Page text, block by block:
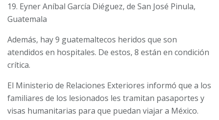
19. Eyner Aníbal García Diéguez, de San José Pinula,
Guatemala
Además, hay 9 guatemaltecos heridos que son
atendidos en hospitales. De estos, 8 están en condición
crítica.
El Ministerio de Relaciones Exteriores informó que a los
familiares de los lesionados les tramitan pasaportes y
visas humanitarias para que puedan viajar a México.